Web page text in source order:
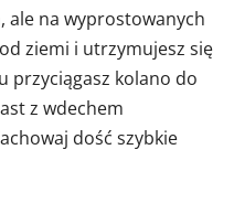
na wyprostowanych
ziemi i utrzymujesz się
przyciągasz kolano do
z wdechem
dość szybkie